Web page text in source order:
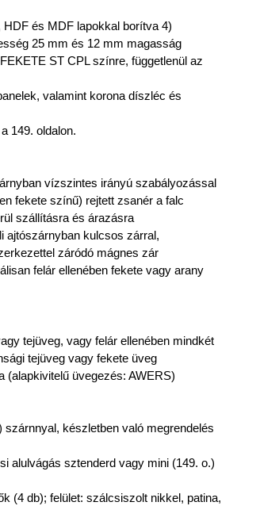
HDF és MDF lapokkal borítva 4)
25 mm és 12 mm magasság
ST CPL színre, függetlenül az
valamint korona díszléc és
149. oldalon.
vízszintes irányú szabályozással
fekete színű) rejtett zsanér a falc
szállításra és árazásra
ajtószárnyban kulcsos zárral,
záródó mágnes zár
felár ellenében fekete vagy arany
tejüveg, vagy felár ellenében mindkét
tejüveg vagy fekete üveg
(alapkivitelű üvegezés: AWERS)
készletben való megrendelés
alulvágás sztenderd vagy mini (149. o.)
(4 db); felület: szálcsiszolt nikkel, patina,